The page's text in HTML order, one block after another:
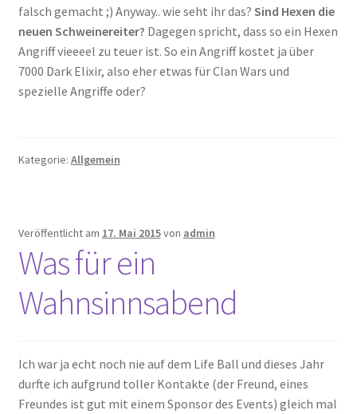
falsch gemacht ;) Anyway.. wie seht ihr das? Sind Hexen die
neuen Schweinereiter? Dagegen spricht, dass so ein Hexen
Angriff vieeeel zu teuer ist. So ein Angriff kostet ja über
7000 Dark Elixir, also eher etwas für Clan Wars und
spezielle Angriffe oder?
Kategorie: Allgemein
Veröffentlicht am 17. Mai 2015von admin
Was für ein
Wahnsinnsabend
Ich war ja echt noch nie auf dem Life Ball und dieses Jahr
durfte ich aufgrund toller Kontakte (der Freund, eines
Freundes ist gut mit einem Sponsor des Events) gleich mal